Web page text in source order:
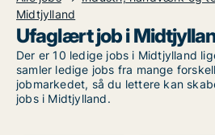
Midtjylland
Ufaglært job i
Der er 10 ledige jobs i Midtjylland
samler ledige jobs fra mange
jobmarkedet, så du lettere kan
jobs i Midtjylland.